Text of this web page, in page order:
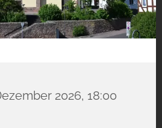
2026, 18:00